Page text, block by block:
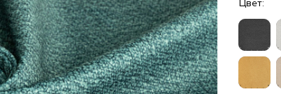
Цвет: